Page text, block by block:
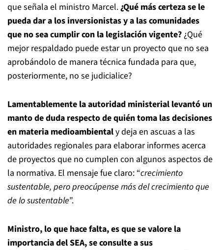
que señala el ministro Marcel.¿Qué más certeza se le
pueda dar a los inversionistas y a las comunidades
que no sea cumplir con la legislación vigente?¿Qué
mejor respaldado puede estar un proyecto que no sea
aprobándolo de manera técnica fundada para que,
posteriormente, no se judicialice?
Lamentablemente la autoridad ministerial levantó un
manto de duda respecto de quién toma las decisiones
en materia medioambientaly deja en ascuas a las
autoridades regionales para elaborar informes acerca
de proyectos que no cumplen con algunos aspectos de
la normativa. El mensaje fue claro: “crecimiento
sustentable, pero preocúpense más del crecimiento que
de lo sustentable”.
Ministro, lo que hace falta, es quese valore la
importancia del SEA, se consulte a sus